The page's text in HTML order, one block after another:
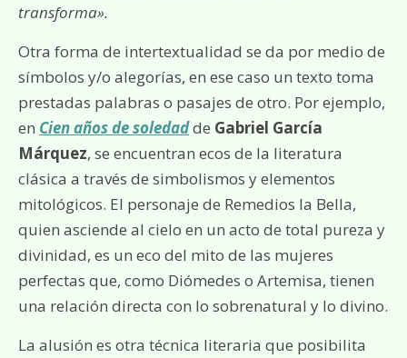
transforma».
Otra forma de intertextualidad se da por medio de
símbolos y/o alegorías, en ese caso un texto toma
prestadas palabras o pasajes de otro. Por ejemplo,
en Cien años de soledadde Gabriel García
Márquez, se encuentran ecos de la literatura
clásica a través de simbolismos y elementos
mitológicos. El personaje de Remedios la Bella,
quien asciende al cielo en un acto de total pureza y
divinidad, es un eco del mito de las mujeres
perfectas que, como Diómedes o Artemisa, tienen
una relación directa con lo sobrenatural y lo divino.
La alusión es otra técnica literaria que posibilita